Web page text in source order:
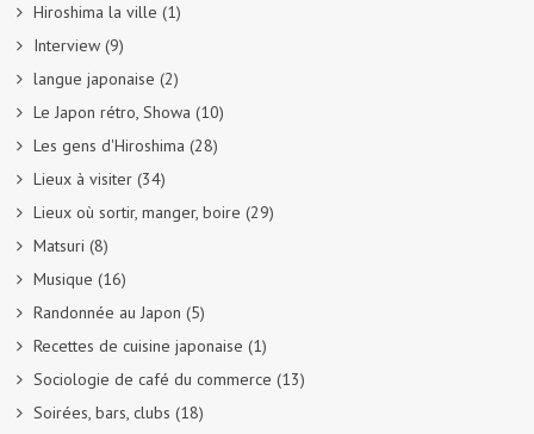
Hiroshima la ville (1)
Interview (9)
langue japonaise (2)
Le Japon rétro, Showa (10)
Les gens d'Hiroshima (28)
Lieux à visiter (34)
Lieux où sortir, manger, boire (29)
Matsuri (8)
Musique (16)
Randonnée au Japon (5)
Recettes de cuisine japonaise (1)
Sociologie de café du commerce (13)
Soirées, bars, clubs (18)